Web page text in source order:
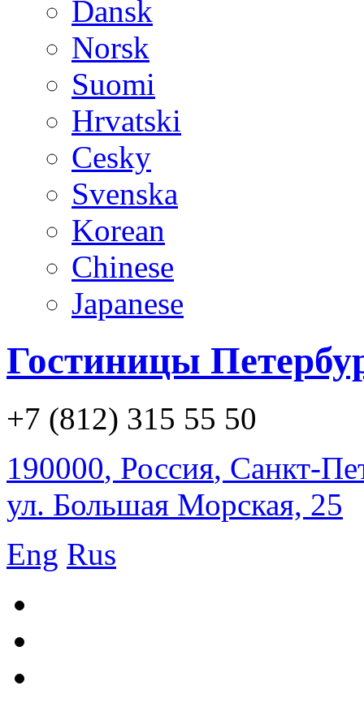
Dansk
Norsk
Suomi
Hrvatski
Cesky
Svenska
Korean
Chinese
Japanese
Гостиницы
+7 (812) 315 55 50
190000, Россия, Санкт-
ул. Большая Морская, 25
Eng Rus